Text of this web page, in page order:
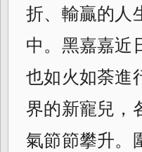
折、輸贏的人
中。黑嘉嘉近
也如火如荼進
界的新寵兒，
氣節節攀升。